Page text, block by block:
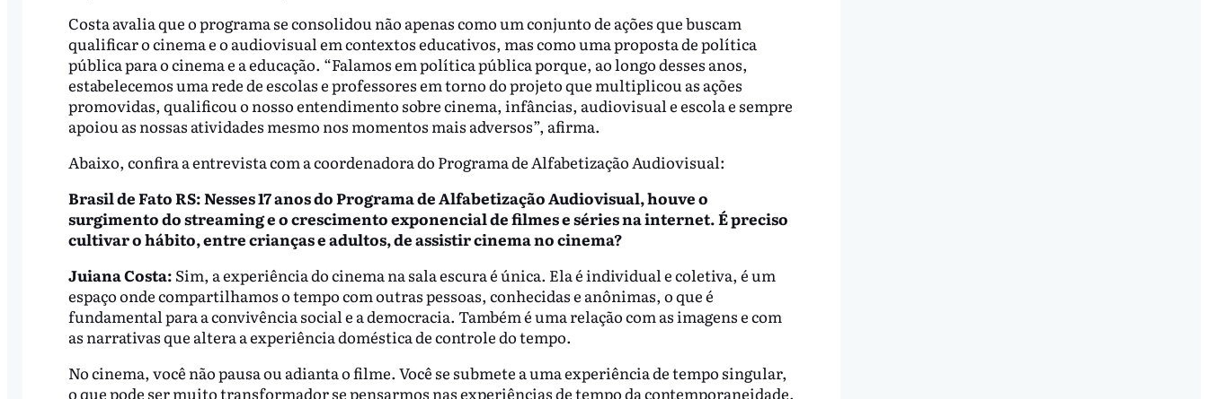
Costa avalia que o programa se consolidou não apenas como um conjunto de ações que buscam
qualificar o cinema e o audiovisual em contextos educativos, mas como uma proposta de política
pública para o cinema e a educação. “Falamos em política pública porque, ao longo desses anos,
estabelecemos uma rede de escolas e professores em torno do projeto que multiplicou as ações
promovidas, qualificou o nosso entendimento sobre cinema, infâncias, audiovisual e escola e sempre
apoiou as nossas atividades mesmo nos momentos mais adversos”, afirma.
Abaixo, confira a entrevista com a coordenadora do Programa de Alfabetização Audiovisual:
Brasil de Fato RS: Nesses 17 anos do Programa de Alfabetização Audiovisual, houve o
surgimento do streaming e o crescimento exponencial de filmes e séries na internet. É preciso
cultivar o hábito, entre crianças e adultos, de assistir cinema no cinema?
Juiana Costa: Sim, a experiência do cinema na sala escura é única. Ela é individual e coletiva, é um
espaço onde compartilhamos o tempo com outras pessoas, conhecidas e anônimas, o que é
fundamental para a convivência social e a democracia. Também é uma relação com as imagens e com
as narrativas que altera a experiência doméstica de controle do tempo.
No cinema, você não pausa ou adianta o filme. Você se submete a uma experiência de tempo singular,
o que pode ser muito transformador se pensarmos nas experiências de tempo da contemporaneidade.